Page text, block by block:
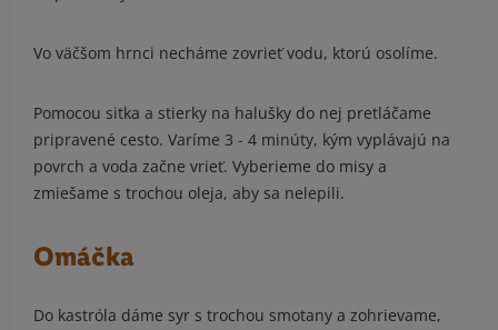
Vo väčšom hrnci necháme zovrieť vodu, ktorú osolíme.
Pomocou sitka a stierky na halušky do nej pretláčame
pripravené cesto. Varíme 3 - 4 minúty, kým vyplávajú na
povrch a voda začne vrieť. Vyberieme do misy a
zmiešame s trochou oleja, aby sa nelepili.
Omáčka
Do kastróla dáme syr s trochou smotany a zohrievame,